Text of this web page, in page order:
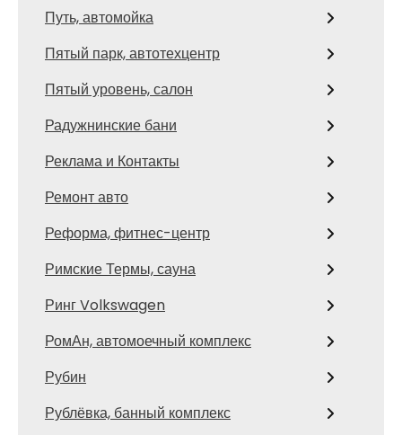
Путь, автомойка
Пятый парк, автотехцентр
Пятый уровень, салон
Радужнинские бани
Реклама и Контакты
Ремонт авто
Реформа, фитнес-центр
Римские Термы, сауна
Ринг Volkswagen
РомАн, автомоечный комплекс
Рубин
Рублёвка, банный комплекс